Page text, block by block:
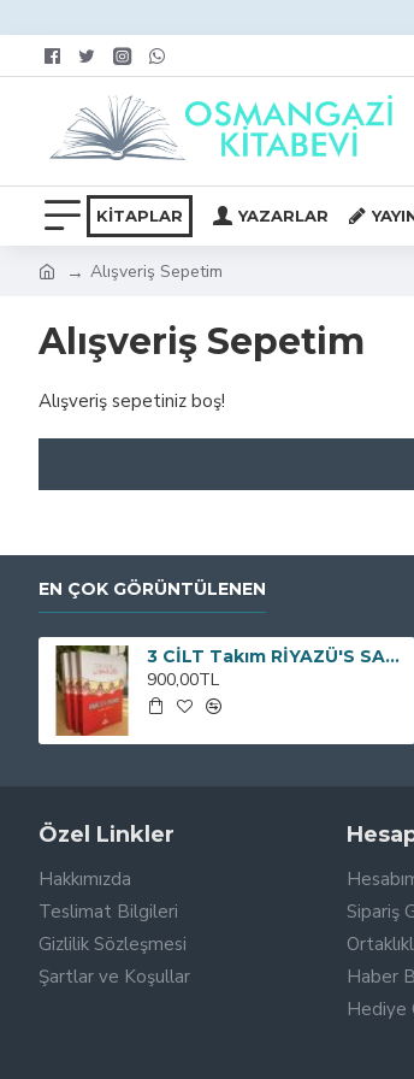
KITAPLAR YAZARLAR
Alışveriş Sepetim
Alışveriş Sepetim
Alışveriş sepetiniz boş!
EN ÇOK GÖRÜNTÜLENEN
3 CİLT Takım RİYAZÜ'S SALİHİN VE TERCEMESİ
900,00TL
Özel Linkler
Hakkımızda
Teslimat Bilgileri
Gizlilik Sözleşmesi
Şartlar ve Koşullar
Sipariş
Haber
Hediye